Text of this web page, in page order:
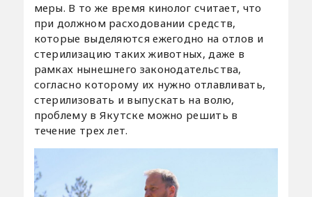
меры. В то же время кинолог считает, что
при должном расходовании средств,
которые выделяются ежегодно на отлов и
стерилизацию таких животных, даже в
рамках нынешнего законодательства,
согласно которому их нужно отлавливать,
стерилизовать и выпускать на волю,
проблему в Якутске можно решить в
течение трех лет.